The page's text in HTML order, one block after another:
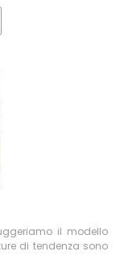
il modello
di tendenza sono